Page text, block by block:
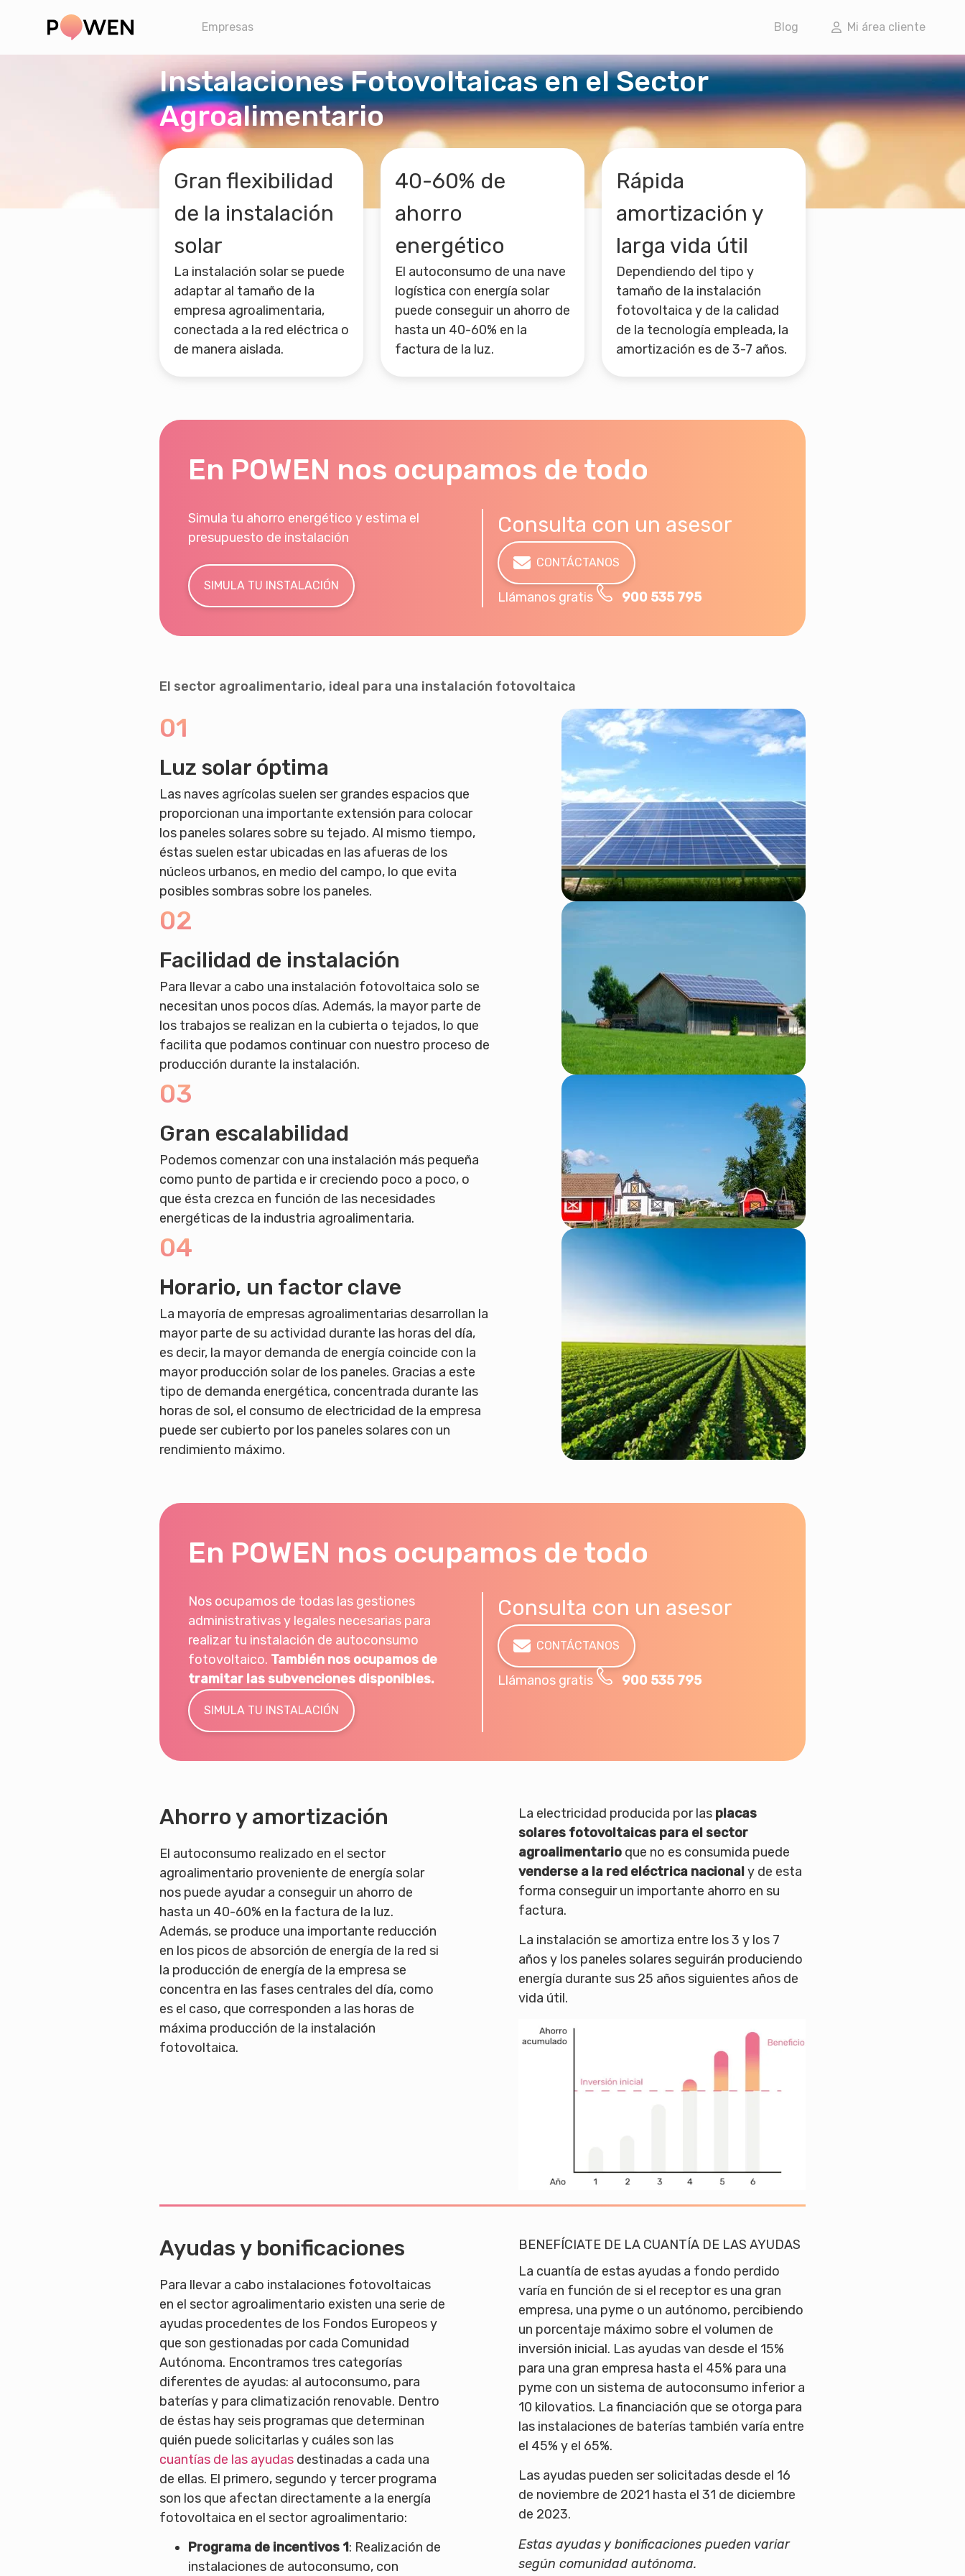
Empresas Blog Mi área cliente
Instalaciones Fotovoltaicas en el Sector
Agroalimentario
Gran flexibilidad
de la instalación
solar
La instalación solar se puede
adaptar al tamaño de la
empresa agroalimentaria,
conectada a la red eléctrica o
de manera aislada.
40-60% de
ahorro
energético
El autoconsumo de una nave
logística con energía solar
puede conseguir un ahorro de
hasta un 40-60% en la
factura de la luz.
Rápida
amortización y
larga vida útil
Dependiendo del tipo y
tamaño de la instalación
fotovoltaica y de la calidad
de la tecnología empleada, la
amortización es de 3-7 años.
En POWEN nos ocupamos de todo
Simula tu ahorro energético y estima el
presupuesto de instalación
SIMULA TU INSTALACIÓN
Consulta con un asesor
CONTÁCTANOS
Llámanos gratis 900 535 795
El sector agroalimentario, ideal para una instalación fotovoltaica
01
Luz solar óptima
Las naves agrícolas suelen ser grandes espacios que
proporcionan una importante extensión para colocar
los paneles solares sobre su tejado. Al mismo tiempo,
éstas suelen estar ubicadas en las afueras de los
núcleos urbanos, en medio del campo, lo que evita
posibles sombras sobre los paneles.
02
Facilidad de instalación
Para llevar a cabo una instalación fotovoltaica solo se
necesitan unos pocos días. Además, la mayor parte de
los trabajos se realizan en la cubierta o tejados, lo que
facilita que podamos continuar con nuestro proceso de
producción durante la instalación.
03
Gran escalabilidad
Podemos comenzar con una instalación más pequeña
como punto de partida e ir creciendo poco a poco, o
que ésta crezca en función de las necesidades
energéticas de la industria agroalimentaria.
04
Horario, un factor clave
La mayoría de empresas agroalimentarias desarrollan la
mayor parte de su actividad durante las horas del día,
es decir, la mayor demanda de energía coincide con la
mayor producción solar de los paneles. Gracias a este
tipo de demanda energética, concentrada durante las
horas de sol, el consumo de electricidad de la empresa
puede ser cubierto por los paneles solares con un
rendimiento máximo.
En POWEN nos ocupamos de todo
Nos ocupamos de todas las gestiones
administrativas y legales necesarias para
realizar tu instalación de autoconsumo
fotovoltaico. También nos ocupamos de
tramitar las subvenciones disponibles.
SIMULA TU INSTALACIÓN
Consulta con un asesor
CONTÁCTANOS
Llámanos gratis 900 535 795
Ahorro y amortización
El autoconsumo realizado en el sector
agroalimentario proveniente de energía solar
nos puede ayudar a conseguir un ahorro de
hasta un 40-60% en la factura de la luz.
Además, se produce una importante reducción
en los picos de absorción de energía de la red si
la producción de energía de la empresa se
concentra en las fases centrales del día, como
es el caso, que corresponden a las horas de
máxima producción de la instalación
fotovoltaica.
La electricidad producida por las placas
solares fotovoltaicas para el sector
agroalimentario que no es consumida puede
venderse a la red eléctrica nacionaly de esta
forma conseguir un importante ahorro en su
factura.
La instalación se amortiza entre los 3 y los 7
años y los paneles solares seguirán produciendo
energía durante sus 25 años siguientes años de
vida útil.
Ayudas y bonificaciones
Para llevar a cabo instalaciones fotovoltaicas
en el sector agroalimentario existen una serie de
ayudas procedentes de los Fondos Europeos y
que son gestionadas por cada Comunidad
Autónoma. Encontramos tres categorías
diferentes de ayudas: al autoconsumo, para
baterías y para climatización renovable. Dentro
de éstas hay seis programas que determinan
quién puede solicitarlas y cuáles son las
cuantías de las ayudas destinadas a cada una
de ellas. El primero, segundo y tercer programa
son los que afectan directamente a la energía
fotovoltaica en el sector agroalimentario:
Programa de incentivos 1: Realización de
instalaciones de autoconsumo, con
BENEFÍCIATE DE LA CUANTÍA DE LAS AYUDAS
La cuantía de estas ayudas a fondo perdido
varía en función de si el receptor es una gran
empresa, una pyme o un autónomo, percibiendo
un porcentaje máximo sobre el volumen de
inversión inicial. Las ayudas van desde el 15%
para una gran empresa hasta el 45% para una
pyme con un sistema de autoconsumo inferior a
10 kilovatios. La financiación que se otorga para
las instalaciones de baterías también varía entre
el 45% y el 65%.
Las ayudas pueden ser solicitadas desde el 16
de noviembre de 2021 hasta el 31 de diciembre
de 2023.
Estas ayudas y bonificaciones pueden variar
según comunidad autónoma.